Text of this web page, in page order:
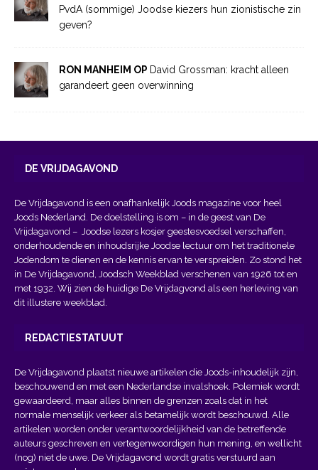
PvdA (sommige) Joodse kiezers hun zionistische zin
geven?
RON MANHEIM OP David Grossman: kracht alleen
garandeert geen overwinning
DE VRIJDAGAVOND
De Vrijdagavond is een onafhankelijk Joods magazine voor heel
Joods Nederland. De doelstelling is om – in de geest van De
Vrijdagavond – Joodse lezers kosjer geestesvoedsel verschaffen,
onderhoudende en inhoudsrijke Joodse lectuur om het traditionele
Jodendom te dienen en de kennis ervan te verspreiden. Zo stond het
in De Vrijdagavond, Joodsch Weekblad verschenen van 1926 tot en
met 1932. Wij zien de huidige De Vrijdagvond als een herleving van
dit illustere weekblad.
REDACTIESTATUUT
De Vrijdagavond plaatst nieuwe artikelen die Joods-inhoudelijk zijn,
beschouwend en met een Nederlandse invalshoek. Polemiek wordt
gewaardeerd, maar alles binnen de grenzen zoals dat in het
normale menselijk verkeer als betamelijk wordt beschouwd. Alle
artikelen worden onder verantwoordelijkheid van de betreffende
auteurs geschreven en vertegenwoordigen hun mening, en wellicht
(nog) niet de uwe. De Vrijdagavond wordt gratis verstuurd aan